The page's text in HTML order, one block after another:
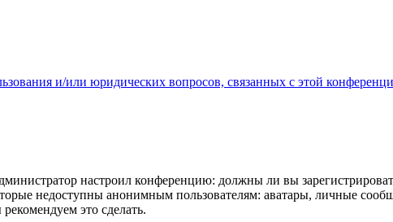
и/или юридических вопросов, связанных с этой
настроил конференцию: должны ли вы
недоступны анонимным пользователям: аватары, личные
это сделать.